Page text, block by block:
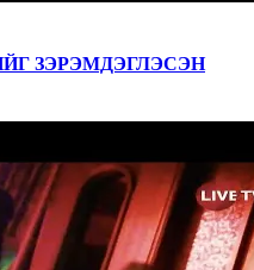
ЗЭРЭМДЭГЛЭСЭН